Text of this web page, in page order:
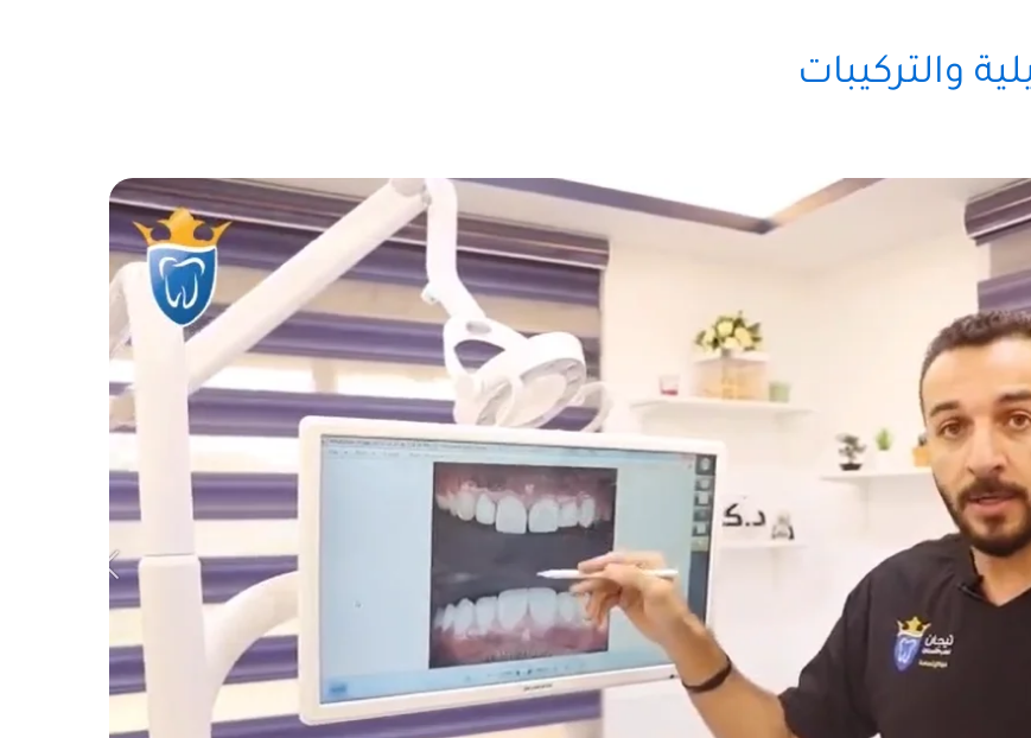
والتركيبات